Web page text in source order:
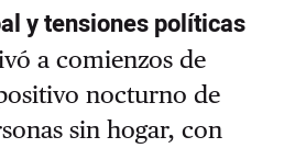
y tensiones políticas
a comienzos de
nocturno de
sin hogar, con